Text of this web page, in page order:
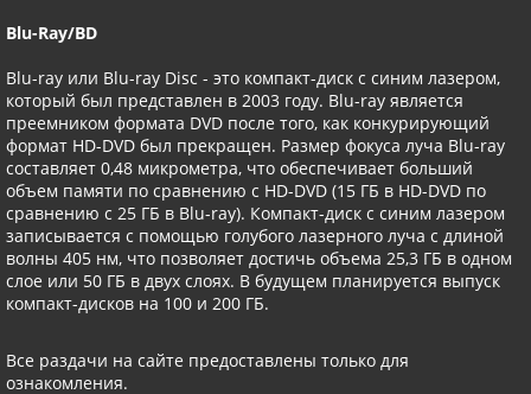
Blu-Ray/BD
Blu-ray или Blu-ray Disc - это компакт-диск с синим лазером,
который был представлен в 2003 году. Blu-ray является
преемником формата DVD после того, как конкурирующий
формат HD-DVD был прекращен. Размер фокуса луча Blu-ray
составляет 0,48 микрометра, что обеспечивает больший
объем памяти по сравнению с HD-DVD (15 ГБ в HD-DVD по
сравнению с 25 ГБ в Blu-ray). Компакт-диск с синим лазером
записывается с помощью голубого лазерного луча с длиной
волны 405 нм, что позволяет достичь объема 25,3 ГБ в одном
слое или 50 ГБ в двух слоях. В будущем планируется выпуск
компакт-дисков на 100 и 200 ГБ.
Все раздачи на сайте предоставлены только для
ознакомления.